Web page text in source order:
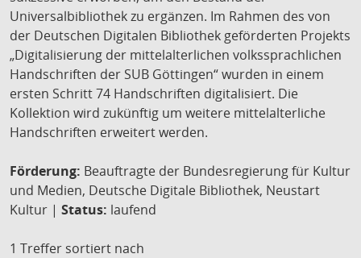
Universalbibliothek zu ergänzen. Im Rahmen des von
der Deutschen Digitalen Bibliothek geförderten Projekts
„Digitalisierung der mittelalterlichen volkssprachlichen
Handschriften der SUB Göttingen“ wurden in einem
ersten Schritt 74 Handschriften digitalisiert. Die
Kollektion wird zukünftig um weitere mittelalterliche
Handschriften erweitert werden.
Förderung: Beauftragte der Bundesregierung für Kultur
und Medien, Deutsche Digitale Bibliothek, Neustart
Kultur | Status: laufend
1 Treffer sortiert nach